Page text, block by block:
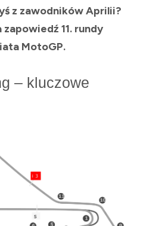
z zawodników Aprilii?
zapowiedź 11. rundy
MotoGP.
– kluczowe